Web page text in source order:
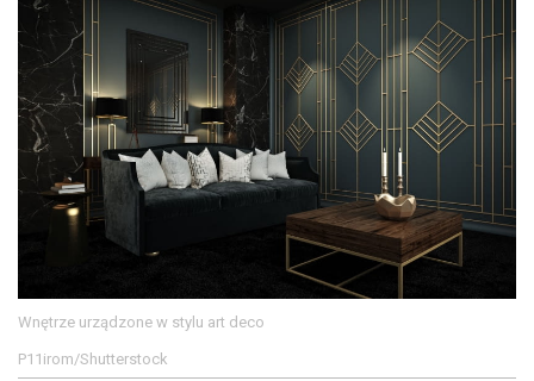
Wnętrze urządzone w stylu art deco
P11irom/Shutterstock